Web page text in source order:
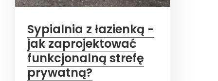
Sypialnia z łazienką -
jak zaprojektować
funkcjonalną strefę
prywatną?